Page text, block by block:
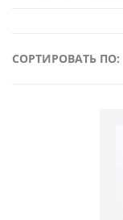
СОРТИРОВАТЬ ПО: